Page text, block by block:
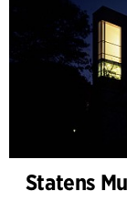
Statens